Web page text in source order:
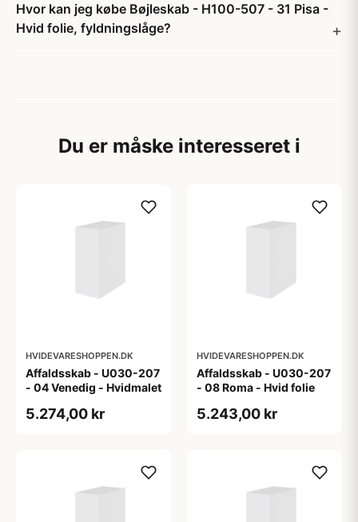
Hvor kan jeg købe Bøjleskab - H100-507 - 31 Pisa -
Hvid folie, fyldningslåge?
Du er måske interesseret i
HVIDEVARESHOPPEN.DK
Affaldsskab - U030-207
- 04 Venedig - Hvidmalet
5.274,00 kr
HVIDEVARESHOPPEN.DK
Affaldsskab - U030-207
- 08 Roma - Hvid folie
5.243,00 kr